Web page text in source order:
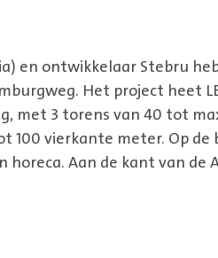
en ontwikkelaar Stebru
Het project heet
met 3 torens van 40 tot
vierkante meter. Op de
Aan de kant van de